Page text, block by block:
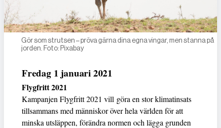
Gör som strutsen – pröva gärna dina egna vingar, men stanna på
jorden. Foto: Pixabay
Fredag 1 januari 2021
Flygfritt 2021
Kampanjen Flygfritt 2021 vill göra en stor klimatinsats
tillsammans med människor över hela världen för att
minska utsläppen, förändra normen och lägga grunden